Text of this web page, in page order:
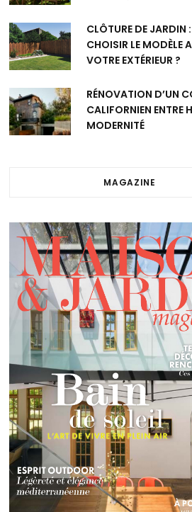
CLÔTURE DE JARDIN
CHOISIR LE MODÈLE
VOTRE EXTÉRIEUR ?
RÉNOVATION D’UN
CALIFORNIEN ENTRE
MODERNITÉ
MAGAZINE